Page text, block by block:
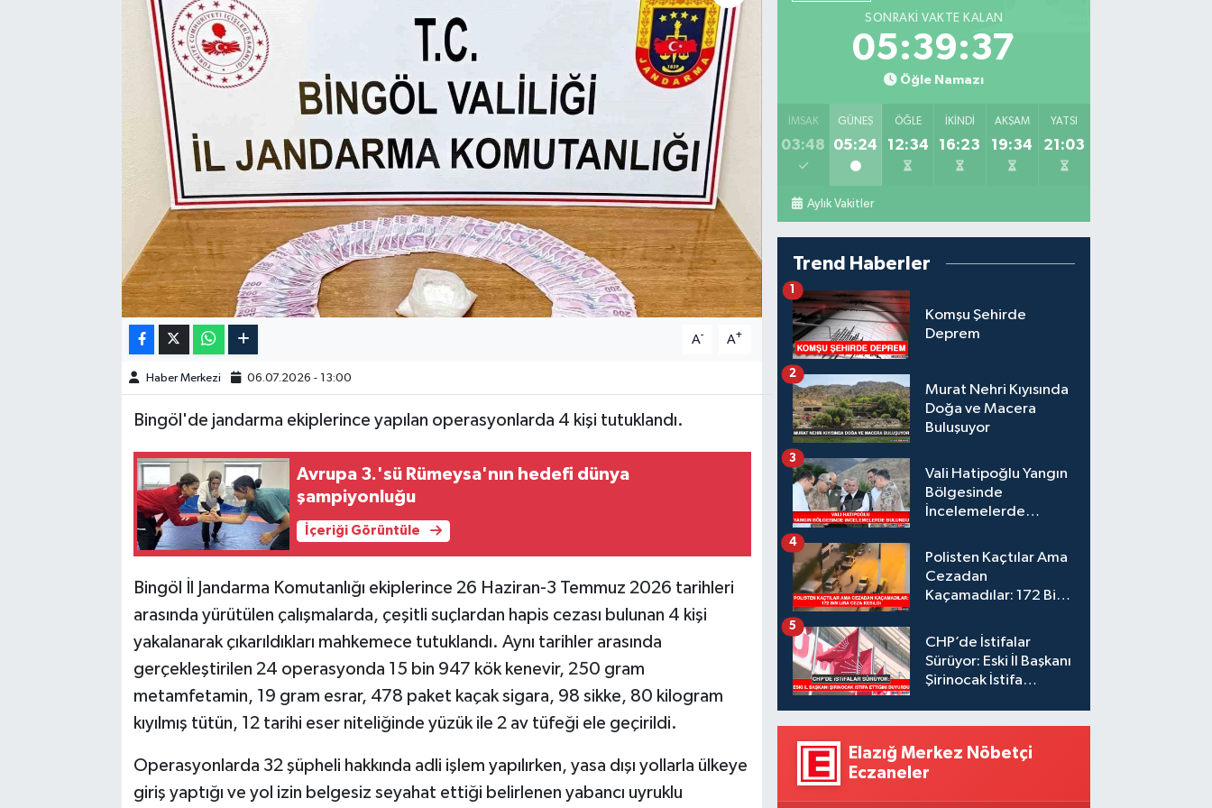
A- A+
Haber Merkezi 06.07.2026 - 13:00
Bingöl'de jandarma ekiplerince yapılan operasyonlarda 4 kişi tutuklandı.
Avrupa 3.'sü Rümeysa'nın hedefi dünya
şampiyonluğu
İçeriği Görüntüle
Bingöl İl Jandarma Komutanlığı ekiplerince 26 Haziran-3 Temmuz 2026 tarihleri
arasında yürütülen çalışmalarda, çeşitli suçlardan hapis cezası bulunan 4 kişi
yakalanarak çıkarıldıkları mahkemece tutuklandı. Aynı tarihler arasında
gerçekleştirilen 24 operasyonda 15 bin 947 kök kenevir, 250 gram
metamfetamin, 19 gram esrar, 478 paket kaçak sigara, 98 sikke, 80 kilogram
kıyılmış tütün, 12 tarihi eser niteliğinde yüzük ile 2 av tüfeği ele geçirildi.
Operasyonlarda 32 şüpheli hakkında adli işlem yapılırken, yasa dışı yollarla ülkeye
giriş yaptığı ve yol izin belgesiz seyahat ettiği belirlenen yabancı uyruklu
SONRAKI VAKTE KALAN
05:39:36
Öğle Namazı
İMSAK
03:48
GÜNEŞ
05:24
ÖĞLE
12:34
İKINDI
16:23
AKŞAM
19:34
YATSI
21:03
Aylık Vakitler
Trend Haberler
Komşu Şehirde
Deprem
1
Murat Nehri Kıyısında
Doğa ve Macera
Buluşuyor
2
Vali Hatipoğlu Yangın
Bölgesinde
İncelemelerde
3
Polisten Kaçtılar Ama
Cezadan
Kaçamadılar: 172 Bin
4
CHP’de İstifalar
Sürüyor: Eski İl Başkanı
Şirinocak İstifa
5
Elazığ Merkez Nöbetçi
Eczaneler
HABERDE İNSAN
KÜLTÜR-SANAT
ÖZEL HABER